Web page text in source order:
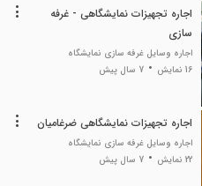
اجاره تجهیزات نمایشگاهی - غرفه
سازی
اجاره وسایل غرفه سازی نمایشگاه
16 نمایش
7 سال پیش
اجاره تجهیزات نمایشگاهی ضرغامیان
اجاره وسایل غرفه سازی نمایشگاه
22 نمایش
7 سال پیش